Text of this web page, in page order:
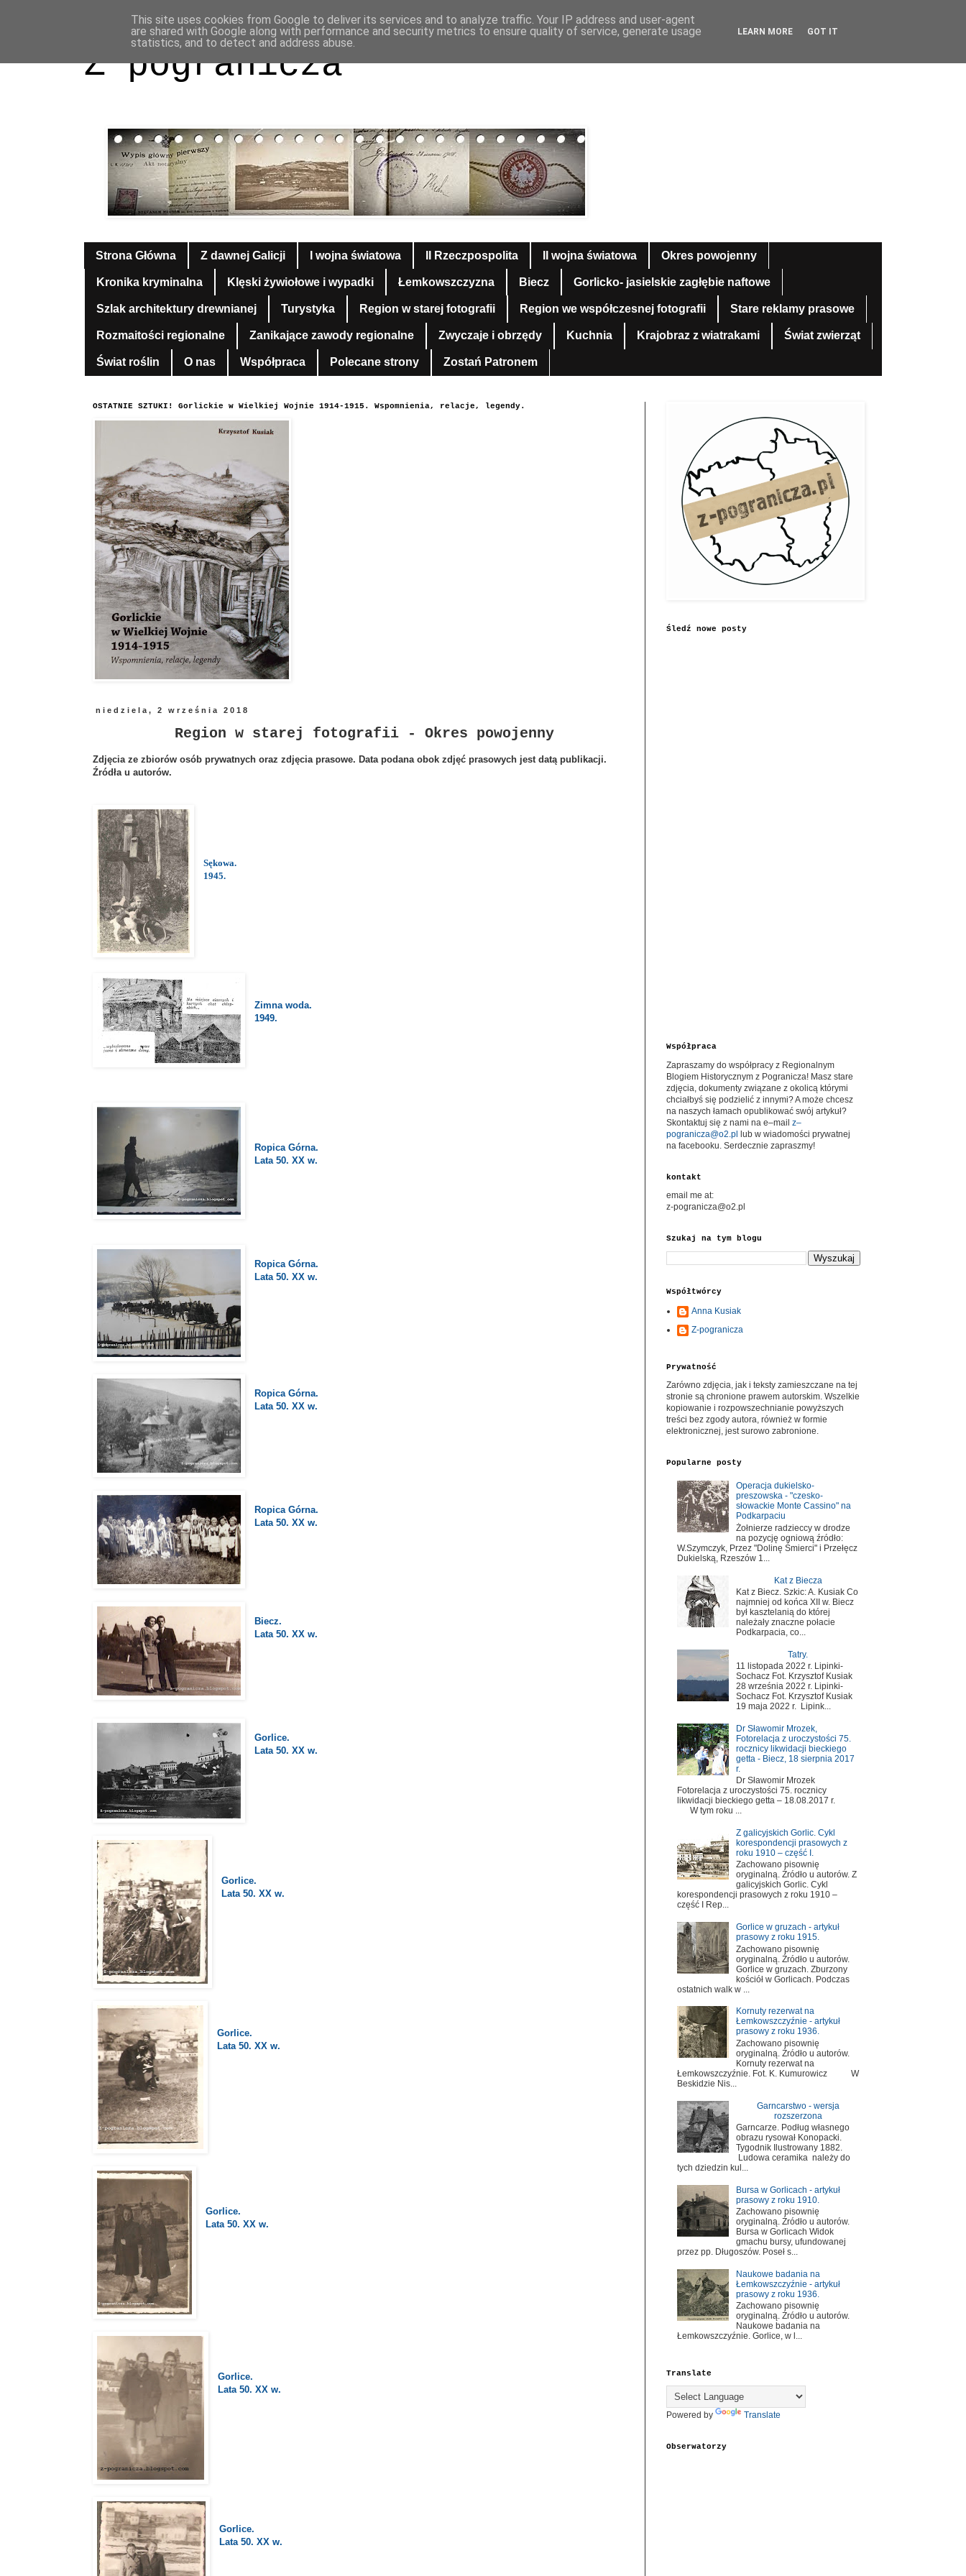
Z pogranicza
Strona Główna Z dawnej Galicji I wojna światowa II Rzeczpospolita II wojna światowa Okres powojenny
Kronika kryminalna Klęski żywiołowe i wypadki Łemkowszczyzna Biecz Gorlicko- jasielskie zagłębie naftowe
Szlak architektury drewnianej Turystyka Region w starej fotografii Region we współczesnej fotografii Stare reklamy prasowe
Rozmaitości regionalne Zanikające zawody regionalne Zwyczaje i obrzędy Kuchnia Krajobraz z wiatrakami Świat zwierząt
Świat roślin O nas Współpraca Polecane strony Zostań Patronem
OSTATNIE SZTUKI! Gorlickie w Wielkiej Wojnie 1914-1915. Wspomnienia, relacje, legendy.
niedziela, 2 września 2018
Region w starej fotografii - Okres powojenny
Zdjęcia ze zbiorów osób prywatnych oraz zdjęcia prasowe. Data podana obok zdjęć prasowych jest datą publikacji.
Źródła u autorów.
Sękowa.
1945.
Zimna woda.
1949.
Ropica Górna.
Lata 50. XX w.
Ropica Górna.
Lata 50. XX w.
Ropica Górna.
Lata 50. XX w.
Ropica Górna.
Lata 50. XX w.
Biecz.
Lata 50. XX w.
Gorlice.
Lata 50. XX w.
Gorlice.
Lata 50. XX w.
Gorlice.
Lata 50. XX w.
Gorlice.
Lata 50. XX w.
Gorlice.
Lata 50. XX w.
Gorlice.
Lata 50. XX w.
Śledź nowe posty
Współpraca
Zapraszamy do współpracy z Regionalnym
Blogiem Historycznym z Pogranicza! Masz stare
zdjęcia, dokumenty związane z okolicą którymi
chciałbyś się podzielić z innymi? A może chcesz
na naszych łamach opublikować swój artykuł?
Skontaktuj się z nami na e–mail z–
pogranicza@o2.pl
lub w wiadomości prywatnej
na facebooku. Serdecznie zapraszmy!
kontakt
email me at:
z-pogranicza@o2.pl
Szukaj na tym blogu
Współtwórcy
Anna Kusiak
Z-pogranicza
Prywatność
Zarówno zdjęcia, jak i teksty zamieszczane na tej
stronie są chronione prawem autorskim. Wszelkie
kopiowanie i rozpowszechnianie powyższych
treści bez zgody autora, również w formie
elektronicznej, jest surowo zabronione.
Popularne posty
Operacja dukielsko-
preszowska - "czesko-
słowackie Monte Cassino" na
Podkarpaciu
Żołnierze radzieccy w drodze
na pozycję ogniową źródło:
W.Szymczyk, Przez "Dolinę Śmierci" i Przełęcz
Dukielską, Rzeszów 1...
Kat z Biecza
Kat z Biecz. Szkic: A. Kusiak Co
najmniej od końca XII w. Biecz
był kasztelanią do której
należały znaczne połacie
Podkarpacia, co...
Tatry.
11 listopada 2022 r. Lipinki-
Sochacz Fot. Krzysztof Kusiak
28 września 2022 r. Lipinki-
Sochacz Fot. Krzysztof Kusiak
19 maja 2022 r. Lipink...
Dr Sławomir Mrozek,
Fotorelacja z uroczystości 75.
rocznicy likwidacji bieckiego
getta - Biecz, 18 sierpnia 2017
r.
Dr Sławomir Mrozek
Fotorelacja z uroczystości 75. rocznicy
likwidacji bieckiego getta – 18.08.2017 r.
W tym roku ...
Z galicyjskich Gorlic. Cykl
korespondencji prasowych z
roku 1910 – część I.
Zachowano pisownię
oryginalną. Źródło u autorów. Z
galicyjskich Gorlic. Cykl
korespondencji prasowych z roku 1910 –
część I Rep...
Gorlice w gruzach - artykuł
prasowy z roku 1915.
Zachowano pisownię
oryginalną. Źródło u autorów.
Gorlice w gruzach. Zburzony
kościół w Gorlicach. Podczas
ostatnich walk w ...
Kornuty rezerwat na
Łemkowszczyźnie - artykuł
prasowy z roku 1936.
Zachowano pisownię
oryginalną. Źródło u autorów.
Kornuty rezerwat na
Łemkowszczyźnie. Fot. K. Kumurowicz W
Beskidzie Nis...
Garncarstwo - wersja
rozszerzona
Garncarze. Podług własnego
obrazu rysował Konopacki.
Tygodnik Ilustrowany 1882.
Ludowa ceramika należy do
tych dziedzin kul...
Bursa w Gorlicach - artykuł
prasowy z roku 1910.
Zachowano pisownię
oryginalną. Źródło u autorów.
Bursa w Gorlicach Widok
gmachu bursy, ufundowanej
przez pp. Długoszów. Poseł s...
Naukowe badania na
Łemkowszczyźnie - artykuł
prasowy z roku 1936.
Zachowano pisownię
oryginalną. Źródło u autorów.
Naukowe badania na
Łemkowszczyźnie. Gorlice, w l...
Translate
Powered by Translate
Obserwatorzy
This site uses cookies from Google to deliver its services and to analyze traffic. Your IP address and user-agent
are shared with Google along with performance and security metrics to ensure quality of service, generate usage
statistics, and to detect and address abuse.
LEARN MORE GOT IT